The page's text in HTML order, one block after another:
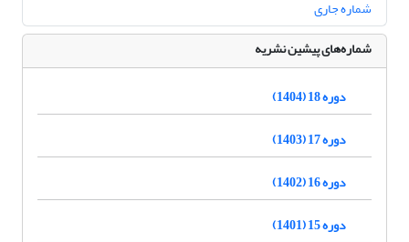
شماره جاری
شماره‌های پیشین نشریه
دوره 18 (1404)
دوره 17 (1403)
دوره 16 (1402)
دوره 15 (1401)